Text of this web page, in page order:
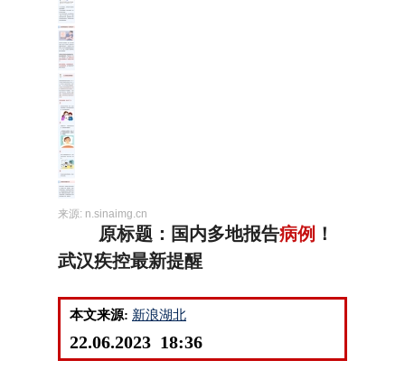
来源: n.sinaimg.cn
原标题：国内多地报告病例 ！
武汉疾控最新提醒
本文来源: 新浪湖北
22.06.2023 18:36